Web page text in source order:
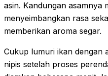
asin. Kandungan asamnya
menyeimbangkan rasa
memberikan aroma segar.
Cukup lumuri ikan dengan
nipis setelah proses